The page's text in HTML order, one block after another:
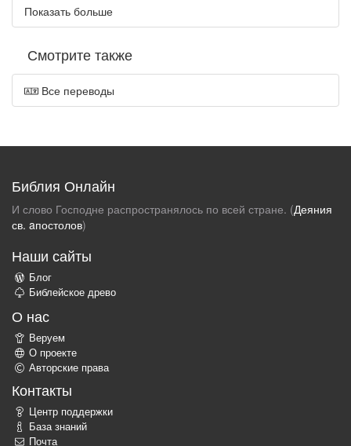
Показать больше
Смотрите также
Все переводы
Библия Онлайн
И слово Господне распространялось по всей стране. (Деяния
св. aпостолов)
Наши сайты
Блог
Библейское древо
О нас
Веруем
О проекте
Авторские права
Контакты
Центр поддержки
База знаний
Почта